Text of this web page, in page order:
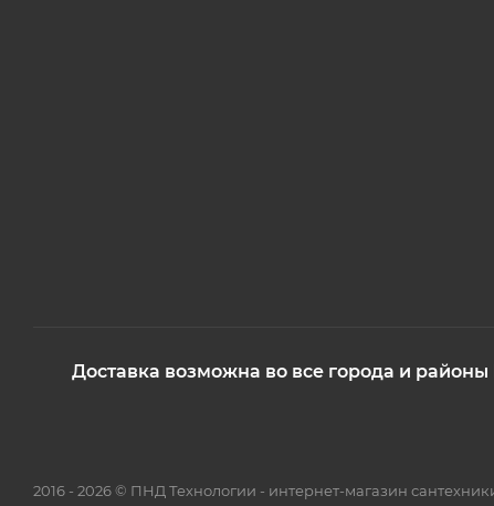
Доставка возможна во все города и
2016 - 2026 © ПНД Технологии - интернет-магазин